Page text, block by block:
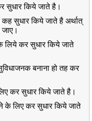
सुधार किये जाते है।
सुधार किये जाते है अर्थात्
लिये कर सुधार किये जाते
बनाना हो तह कर
कर सुधार किये जाते है।
लिए कर सुधार किये जाते